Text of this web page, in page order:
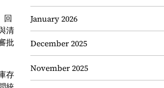
回
清
批
存
January 2026
December 2025
November 2025